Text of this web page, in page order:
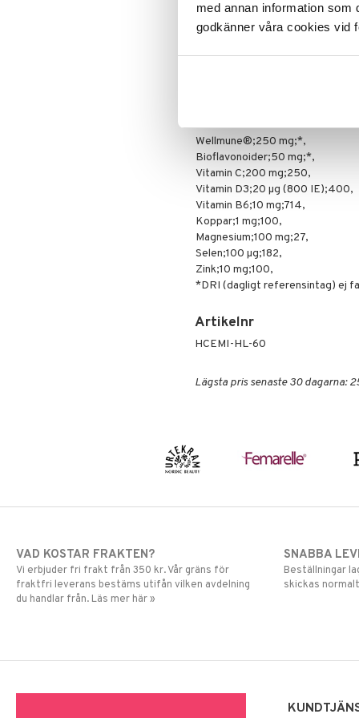
med annan information som
godkänner våra cookies vid
Citrusbioflavonoider (Citrus
Zink (zinkpikolinat),
Selen (natriumselenit),
Klumpförebyggande medel
Wellmune®;250 mg;*,
Bioflavonoider;50 mg;*,
Vitamin C;200 mg;250,
Vitamin D3;20 µg (800 IE);400,
Vitamin B6;10 mg;714,
Koppar;1 mg;100,
Magnesium;100 mg;27,
Selen;100 µg;182,
Zink;10 mg;100,
*DRI (dagligt referensintag) ej
Artikelnr
HCEMI-HL-60
Lägsta pris senaste 30 dagarna:
VAD KOSTAR FRAKTEN?
Vi erbjuder fri frakt från 350 kr. Vår gräns för
fraktfri leverans bestäms utifån vilken avdelning
du handlar från. Läs mer här »
SNABBA
Beställningar
skickas